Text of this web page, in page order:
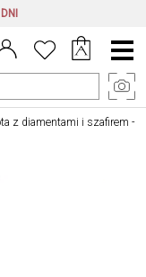
Menu
główne
z diamentami i szafirem -